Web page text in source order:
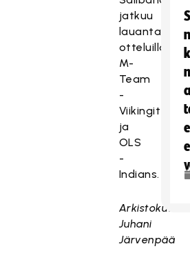
jatkuu
lauantaina
otteluilla
M-
Team
-
Viikingit
ja
OLS
-
Indians.
Arkistokuva:
Juhani
Järvenpää